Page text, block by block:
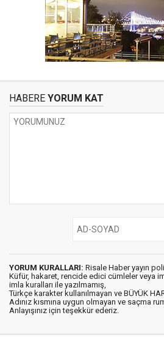
HABERE YORUM KAT
YORUM KURALLARI: Risale Haber yayın
Küfür, hakaret, rencide edici cümleler veya
imla kuralları ile yazılmamış,
Türkçe karakter kullanılmayan ve BÜYÜK
Adınız kısmına uygun olmayan ve saçma
Anlayışınız için teşekkür ederiz.